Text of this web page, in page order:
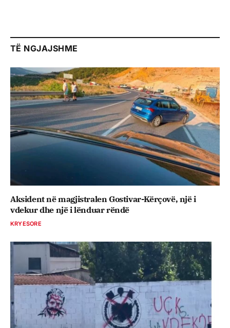
TË NGJAJSHME
Aksident në magjistralen Gostivar-Kërçovë, një i
vdekur dhe një i lënduar rëndë
KRYESORE